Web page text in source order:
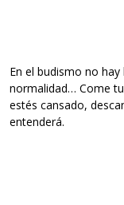
En el budismo no
normalidad… Come
estés cansado,
entenderá.